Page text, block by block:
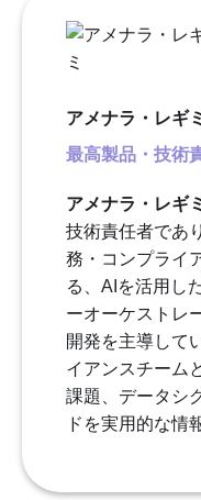
アメナラ・レギミ
最高製品・技術
アメナラ・レギミ
技術責任者であ
務・コンプライ
る、AIを活用し
ーオーケストレ
開発を主導して
イアンスチーム
課題、データシ
ドを実用的な情